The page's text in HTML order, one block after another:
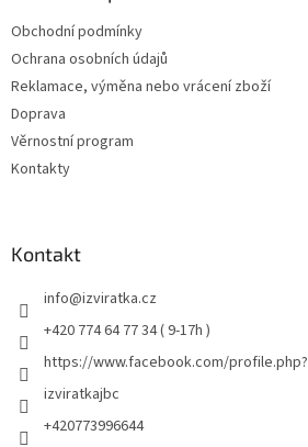
Obchodní podmínky
Ochrana osobních údajů
Reklamace, výměna nebo vrácení zboží
Doprava
Věrnostní program
Kontakty
Kontakt
info@izviratka.cz
+420 774 64 77 34 ( 9-17h )
https://www.facebook.com/
izviratkajbc
+420773996644